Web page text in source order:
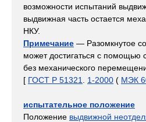
возможности испытаний
выдвижная часть остается
НКУ.
Примечание — Разомкнутое
может достигаться с помощью
без механического
[ ГОСТ Р 51321 1-2000 ( МЭК
испытательное положение
Положение выдвижной